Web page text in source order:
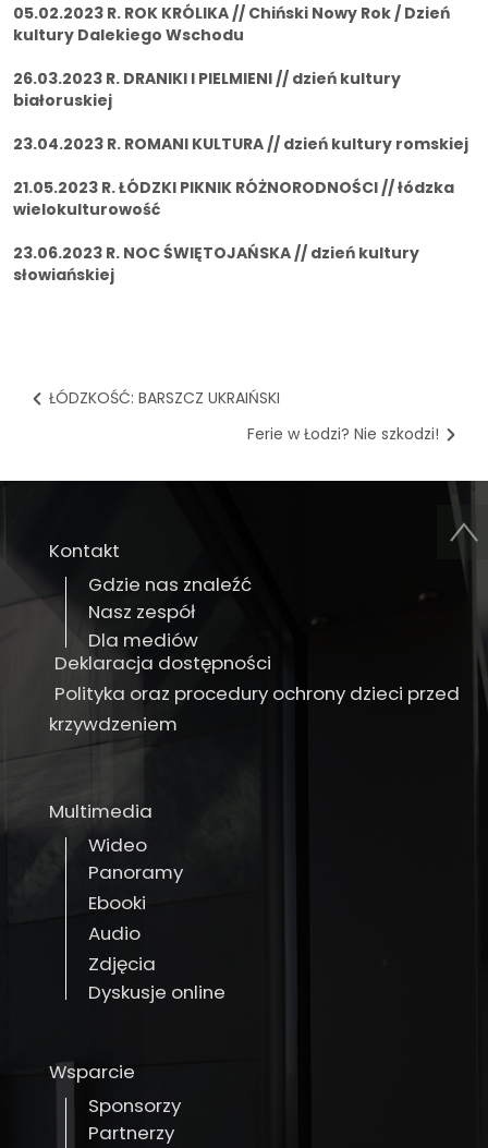
05.02.2023 R. ROK KRÓLIKA // Chiński Nowy Rok / Dzień
kultury Dalekiego Wschodu
26.03.2023 R. DRANIKI I PIELMIENI // dzień kultury
białoruskiej
23.04.2023 R. ROMANI KULTURA // dzień kultury romskiej
21.05.2023 R. ŁÓDZKI PIKNIK RÓŻNORODNOŚCI // łódzka
wielokulturowość
23.06.2023 R. NOC ŚWIĘTOJAŃSKA // dzień kultury
słowiańskiej
ŁÓDZKOŚĆ: BARSZCZ UKRAIŃSKI
Ferie w Łodzi? Nie szkodzi!
Kontakt
Gdzie nas znaleźć
Nasz zespół
Dla mediów
Deklaracja dostępności
Polityka oraz procedury ochrony dzieci przed
krzywdzeniem
Multimedia
Wideo
Panoramy
Ebooki
Audio
Zdjęcia
Dyskusje online
Wsparcie
Sponsorzy
Partnerzy